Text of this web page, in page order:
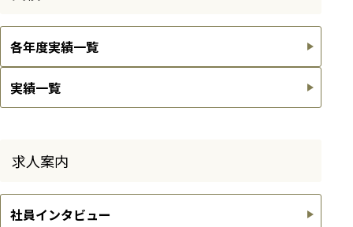
各年度実績一覧
実績一覧
求人案内
社員インタビュー